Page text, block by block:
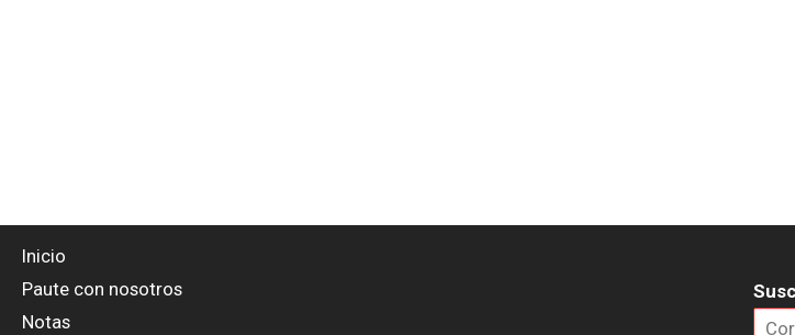
Inicio
Paute con nosotros
Notas